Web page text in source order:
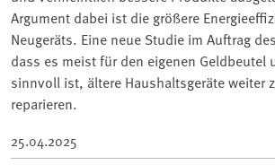
Argument dabei ist die größere
Neugeräts. Eine neue Studie im Auftrag
dass es meist für den eigenen Geldbeutel
sinnvoll ist, ältere Haushaltsgeräte weiter
reparieren.
25.04.2025